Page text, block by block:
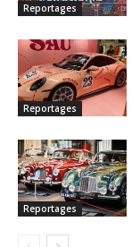
Reportages
Reportages
Reportages